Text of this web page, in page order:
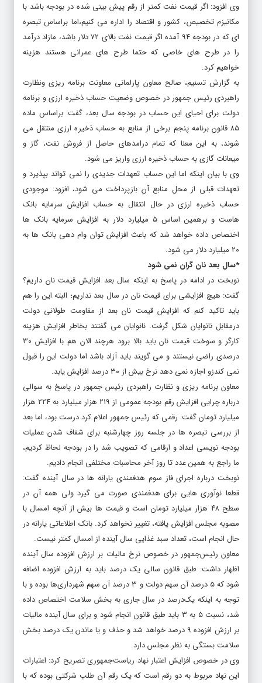
وی افزود: اگر قیمت نفت کمتر از رقم پیش بینی شده در بودجه باشد با
مکانیزم تخصیص، کشور و اقتصاد را اداره می کنیم،‌اما براساس تبصره
ای که در بودجه ۹۴ آمده اگر قیمت نفت بالای ۷۲ دلار باشد، مازاد درآمد
را در طرح های خاصی که حتما طرح های عمرانی هستند هزینه
خواهیم کرد.
به گزارش تسنیم، صالح معاون پارلمانی معاونت برنامه ریزی ونظارت
راهبردی رئیس جمهور در خصوص وضعیت حساب ذخیره ارزی و برنامه
دولت برای احیای این حساب در بودجه سال بعد، گفت: براساس ماده
۸۵ قانون برنامه پنجم برخی از منابع به حساب ذخیره ارزی منتقل می
شوند، به این معنا که تمام درامدهای حاصل از فروش نفت، گاز و
میعانات گازی به حساب ذخیره ارزی واریز می شود.
وی با بیان اینکه اما این حساب تعهدات جدیدی را نمی تواند بپذیرد و
تعهدات قبلی از محل منابع آن بازپرداخت می شود، افزود: موجودی
حساب ذخیره ارزی در حال انتقال به حساب افزایش سرمایه بانک
هاست و برهمین اساس ۵ میلیارد دلار به افزایش سرمایه بانک ها
اختصاص داده خواهد شد که باعث افزایش توان وام دهی بانک ها به
۲۰ میلیارد دلار می شود.
*سال بعد نان گران نمی شود
نوبخت در ادامه در پاسخ به اینکه سال بعد افزایش قیمت نان داریم؟
گفت: هیچ افزایشی برای قیمت نان در سال بعد نداریم؛ البته این را هم
باید تاکید کنم که افزایش قیمت نان بعد از مقاومت طولانی دولت
درمقابل نانوایان شکل گرفت. نانوایان می گفتند بخاطر افزایش هزینه
کارگر و سوخت قیمت نان باید بالا برود هرچند الان هم با افزایش ۳۰
درصدی راضی نیستند و می گویند باید آزاد باشد اما دولت این را قبول
نمی کندزو اجازه نمی دهد نرخ بیش از ۳۰ درصد افزایش یابد.
معاون برنامه ریزی و نظارت راهبردی رئیس جمهور در پاسخ به سوالی
درباره چرایی افزایش رقم بودجه عمومی از ۲۱۹ هزار میلیارد به ۲۲۴ هزار
میلیارد تومان گفت: رقمی که رئیس جمهور اعلام کرد درست بود، اما بعد
از بررسی تبصره ها در جلسه روز چهارشنبه برای شفاف شدن عملیات
بودجه نویسی اعداد و ارقامی که تصویب شد را در بودجه لحاظ کردیم،
ما راجع به همین عدد تا روز آخر محاسبات مختلفی انجام دادیم.
نوبخت درباره اجرای فاز سوم هدفمندی یارانه ها در سال آینده گفت:
قطعا نوآوری هایی برای هدفمندی صورت می گیرد ولی همه آن در
سطح ۴۸ هزار میلیارد تومان است و قیمت ها بیش از آنچه امسال با
مصوبه مجلس افزایش یافته، تغییر نخواهد کرد. بانک اطلاعاتی یارانه در
حال انجام است، تعداد سبد غذایی سال آینده از امسال کمتر نیست.
معاون رئیس‌جمهور در خصوص نرخ مالیات بر ارزش افزوده سال آینده
اظهار داشت: طبق قانون سالی یک درصد باید به ارزش افزوده اضافه
شود که ۵ درصد آن سهم دولت و ۳ درصد آن سهم شهرداری‌ها بوده و با
توجه به اینکه یک‌درصد در سال جاری به بخش سلامت اختصاص داده
شد، نسبت ۵ به ۳ باید طبق قانون انجام شود و برای سال آینده مالیات
بر ارزش افزوده ۹ درصد خواهد شد و حذف و یا ماندن یک درصد بخش
سلامت بستگی به نظر مجلس دارد.
وی در خصوص افزایش اعتبار نهاد ریاست‌جمهوری تصریح کرد: اعتبارات
این نهاد مربوط به دو رقم است که یک رقم آن طلب شرکتی بوده که با